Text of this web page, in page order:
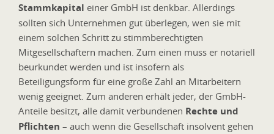
Stammkapital einer GmbH ist denkbar. Allerdings
sollten sich Unternehmen gut überlegen, wen sie mit
einem solchen Schritt zu stimmberechtigten
Mitgesellschaftern machen. Zum einen muss er notariell
beurkundet werden und ist insofern als
Beteiligungsform für eine große Zahl an Mitarbeitern
wenig geeignet. Zum anderen erhält jeder, der GmbH-
Anteile besitzt, alle damit verbundenen Rechte und
Pflichten – auch wenn die Gesellschaft insolvent gehen